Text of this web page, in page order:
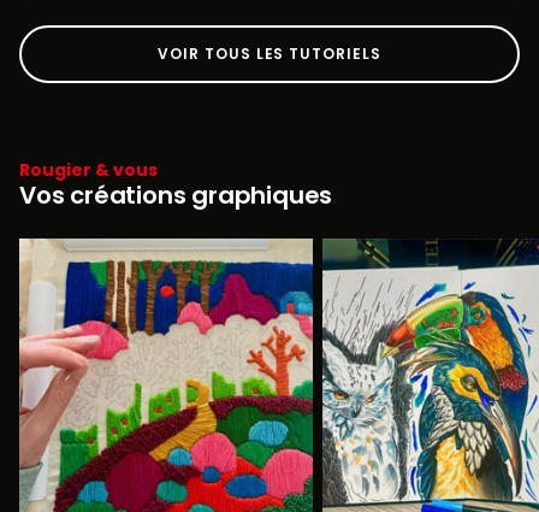
VOIR TOUS LES TUTORIELS
Rougier & vous
Vos créations graphiques